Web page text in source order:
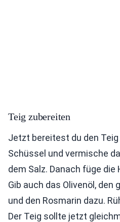
Teig zubereiten
Jetzt bereitest du den Teig
Schüssel und vermische
dem Salz. Danach füge
Gib auch das Olivenöl, den
und den Rosmarin dazu.
Der Teig sollte jetzt